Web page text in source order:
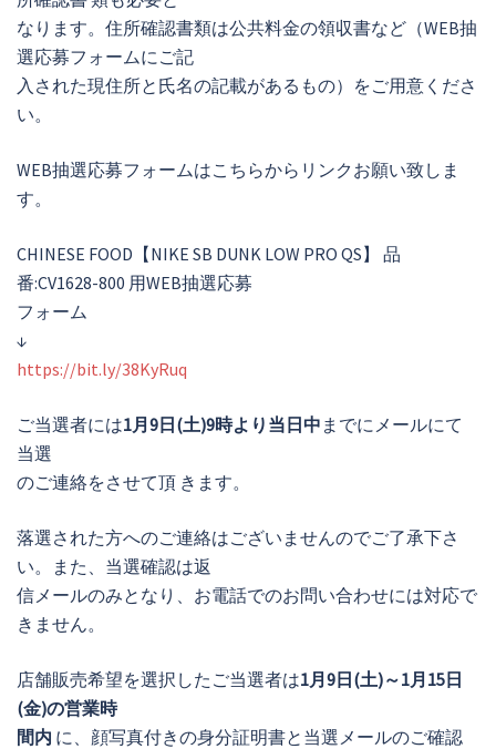
なります。住所確認書類は公共料金の領収書など（WEB抽
選応募フォームにご記
入された現住所と氏名の記載があるもの）をご用意くださ
い。
WEB抽選応募フォームはこちらからリンクお願い致しま
す。
CHINESE FOOD【NIKE SB DUNK LOW PRO QS】 品
番:CV1628-800 用WEB抽選応募
フォーム
↓
https://bit.ly/38KyRuq
ご当選者には1月9日(土)9時より当日中 までにメールにて
当選
のご連絡をさせて頂 きます。
落選された方へのご連絡はございませんのでご了承下さ
い。また、当選確認は返
信メールのみとなり、お電話でのお問い合わせには対応で
きません。
店舗販売希望を選択したご当選者は1月9日(土)～1月15日
(金)の営業時
間内 に、顔写真付きの身分証明書と当選メールのご確認